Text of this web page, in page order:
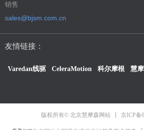
销售
sales@bjsm.com.cn
友情链接：
Varedan线驱 CeleraMotion 科尔摩根 慧
版权所有© 北京慧摩森网站 京ICP备